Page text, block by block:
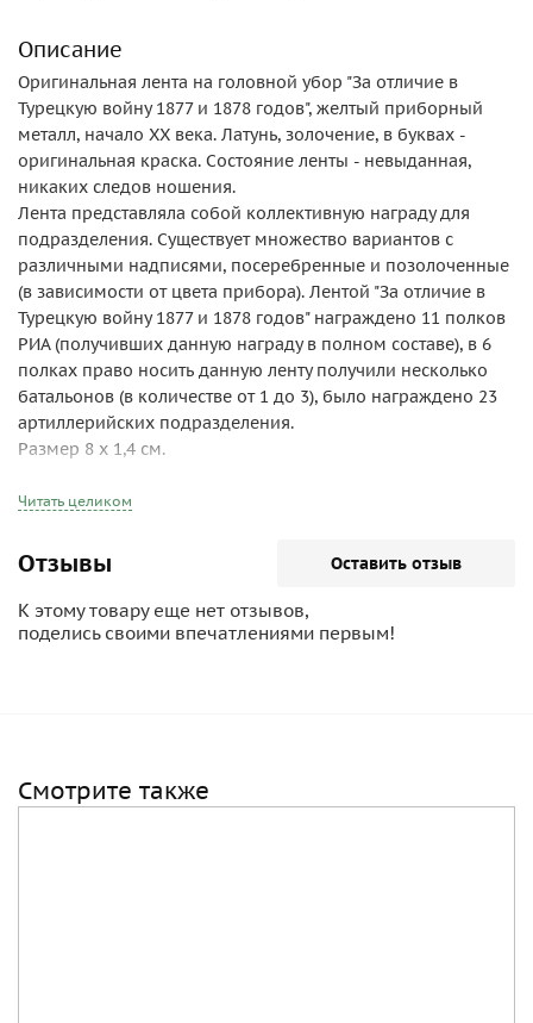
Описание
Оригинальная лента на головной убор "За отличие в
Турецкую войну 1877 и 1878 годов", желтый приборный
металл, начало ХХ века. Латунь, золочение, в буквах -
оригинальная краска. Состояние ленты - невыданная,
никаких следов ношения.
Лента представляла собой коллективную награду для
подразделения. Существует множество вариантов с
различными надписями, посеребренные и позолоченные
(в зависимости от цвета прибора). Лентой "За отличие в
Турецкую войну 1877 и 1878 годов" награждено 11 полков
РИА (получивших данную награду в полном составе), в 6
полках право носить данную ленту получили несколько
батальонов (в количестве от 1 до 3), было награждено 23
артиллерийских подразделения.
Размер 8 х 1,4 см.
Читать целиком
Отзывы Оставить отзыв
К этому товару еще нет отзывов,
поделись своими впечатлениями первым!
Смотрите также